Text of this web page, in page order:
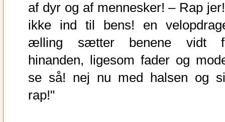
af dyr og af mennesker! – Rap
ikke ind til bens! en
ælling sætter benene vidt
hinanden, ligesom fader og
se så! nej nu med halsen og
rap!"